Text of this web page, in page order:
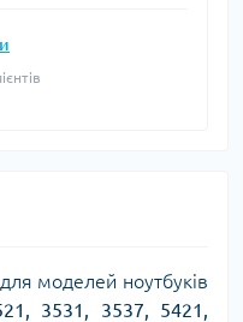
моделей ноутбуків
3531, 3537, 5421,